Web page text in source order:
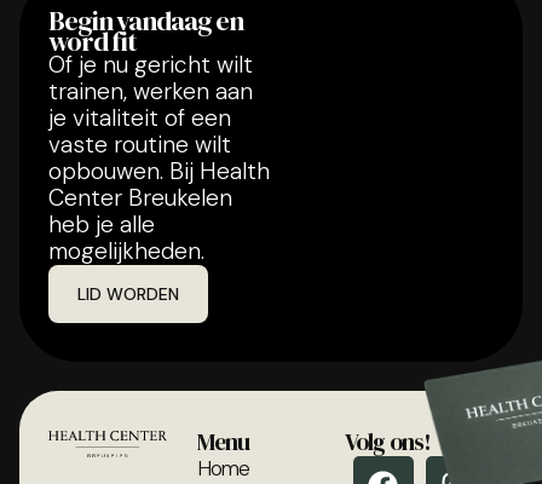
Begin vandaag en
word fit
Of je nu gericht wilt
trainen, werken aan
je vitaliteit of een
vaste routine wilt
opbouwen. Bij Health
Center Breukelen
heb je alle
mogelijkheden.
LID WORDEN
Menu
Home
Volg ons!